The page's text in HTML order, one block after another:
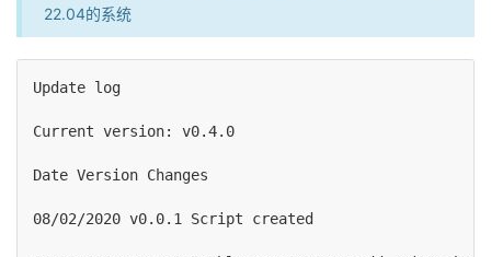
22.04的系统
Update log
Current version: v0.4.0
Date Version Changes
08/02/2020 v0.0.1 Script created